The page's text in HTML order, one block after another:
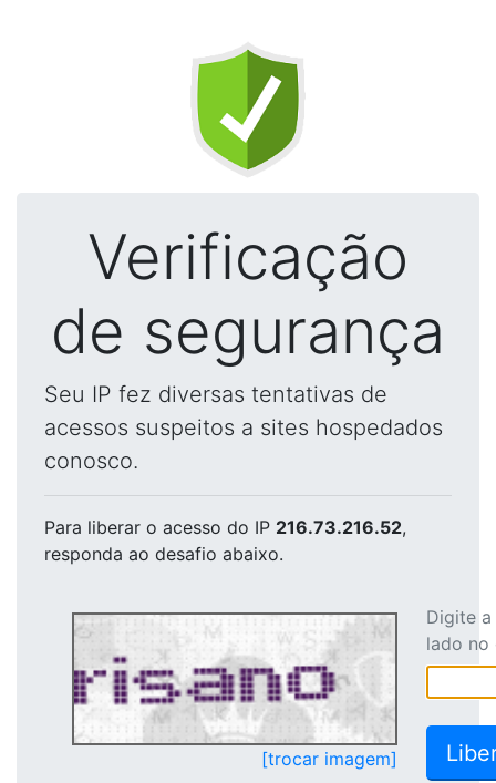
Verificação
de segurança
Seu IP fez diversas tentativas de
acessos suspeitos a sites hospedados
conosco.
Para liberar o acesso do IP 216.73.216.52,
responda ao desafio abaixo.
[trocar imagem]
Digite
lado no